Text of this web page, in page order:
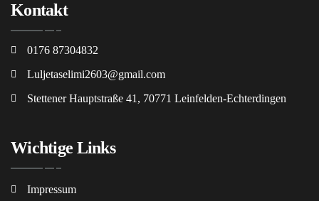
Kontakt
0176 87304832
Luljetaselimi2603@gmail.com
Stettener Hauptstraße 41, 70771 Leinfelden-Echterdingen
Wichtige Links
Impressum